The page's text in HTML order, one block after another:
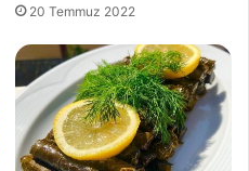
20 Temmuz 2022